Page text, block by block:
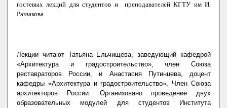
гостевых лекций для студентов и преподавателей КГТУ им И.
Раззакова.
Лекции читают Татьяна Ельчищева, заведующий кафедрой
«Архитектура и градостроительство», член Союза
реставраторов России, и Анастасия
Путинцева, доцент
кафедры «Архитектура и градостроительство», Член Союза
архитекторов России. Организовано проведение двух
образовательных модулей для студентов Института